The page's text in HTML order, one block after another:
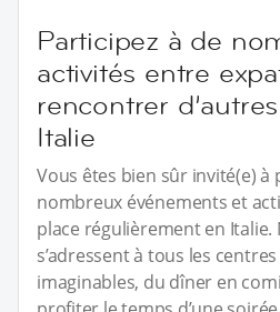
Participez à de
activités entre
rencontrer
Italie
Vous êtes bien sûr invité(e)
nombreux événements et
place régulièrement en Italie.
s’adressent à tous les
imaginables, du dîner en